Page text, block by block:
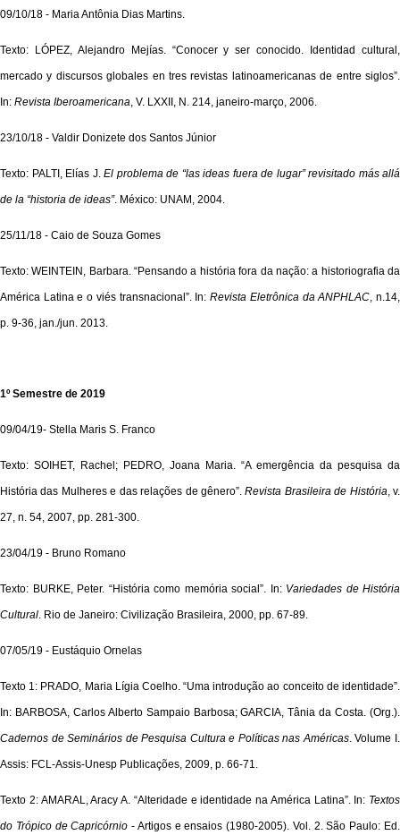
09/10/18 - Maria Antônia Dias Martins.
Texto: LÓPEZ, Alejandro Mejías. “Conocer y ser conocido. Identidad cultural,
mercado y discursos globales en tres revistas latinoamericanas de entre siglos”.
In: Revista Iberoamericana , V. LXXII, N. 214, janeiro-março, 2006.
23/10/18 - Valdir Donizete dos Santos Júnior
Texto: PALTI, Elías J. El problema de “las ideas fuera de lugar” revisitado más allá
de la “historia de ideas”. México: UNAM, 2004.
25/11/18 - Caio de Souza Gomes
Texto: WEINTEIN, Barbara. “Pensando a história fora da nação: a historiografia da
América Latina e o viés transnacional”. In:Revista Eletrônica da ANPHLAC , n.14,
p. 9-36, jan./jun. 2013.
1º Semestre de 2019
09/04/19- Stella Maris S. Franco
Texto: SOIHET, Rachel; PEDRO, Joana Maria. “A emergência da pesquisa da
História das Mulheres e das relações de gênero”.Revista Brasileira de História , v.
27, n. 54, 2007, pp. 281-300.
23/04/19 - Bruno Romano
Texto: BURKE, Peter. “História como memória social”. In: Variedades de História
Cultural . Rio de Janeiro: Civilização Brasileira, 2000, pp. 67-89.
07/05/19 - Eustáquio Ornelas
Texto 1: PRADO, Maria Lígia Coelho. “Uma introdução ao conceito de identidade”.
In: BARBOSA, Carlos Alberto Sampaio Barbosa; GARCIA, Tânia da Costa. (Org.).
Cadernos de Seminários de Pesquisa Cultura e Políticas nas Américas. Volume I.
Assis: FCL-Assis-Unesp Publicações, 2009, p. 66-71.
Texto 2: AMARAL, Aracy A. “Alteridade e identidade na América Latina”. In: Textos
do Trópico de Capricórnio- Artigos e ensaios (1980-2005). Vol. 2. São Paulo: Ed.